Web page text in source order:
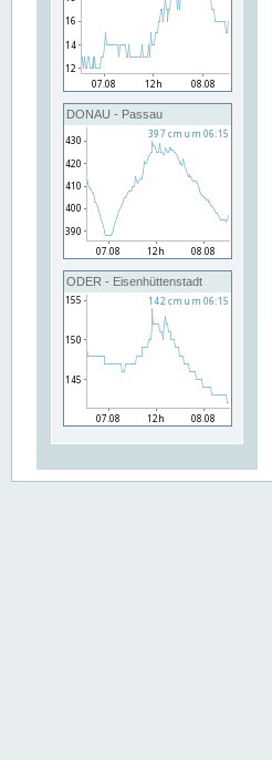
DONAU - Passau
ODER - Eisenhüttenstadt